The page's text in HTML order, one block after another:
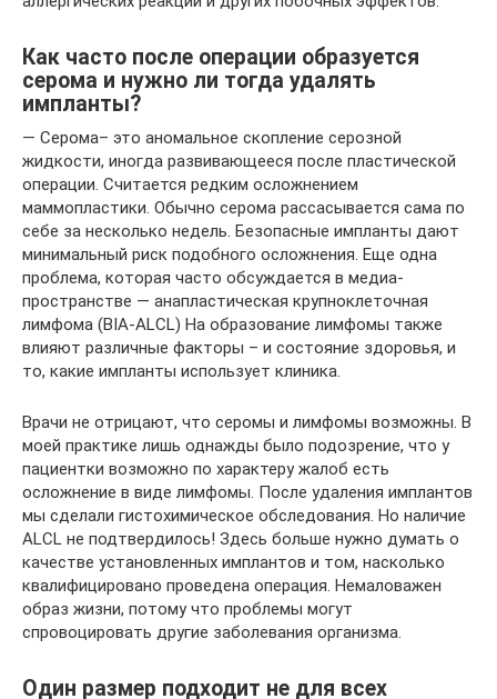
Как часто после операции образуется
серома и нужно ли тогда удалять
импланты?
— Серома– это аномальное скопление серозной
жидкости, иногда развивающееся после пластической
операции. Считается редким осложнением
маммопластики. Обычно серома рассасывается сама по
себе за несколько недель. Безопасные импланты дают
минимальный риск подобного осложнения. Еще одна
проблема, которая часто обсуждается в медиа-
пространстве — анапластическая крупноклеточная
лимфома (BIA-ALCL) На образование лимфомы также
влияют различные факторы – и состояние здоровья, и
то, какие импланты использует клиника.
Врачи не отрицают, что серомы и лимфомы возможны. В
моей практике лишь однажды было подозрение, что у
пациентки возможно по характеру жалоб есть
осложнение в виде лимфомы. После удаления имплантов
мы сделали гистохимическое обследования. Но наличие
ALCL не подтвердилось! Здесь больше нужно думать о
качестве установленных имплантов и том, насколько
квалифицировано проведена операция. Немаловажен
образ жизни, потому что проблемы могут
спровоцировать другие заболевания организма.
Один размер подходит не для всех